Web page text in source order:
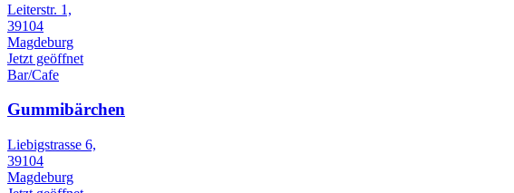
Leiterstr. 1,
39104
Magdeburg
Jetzt geöffnet
Bar/Cafe
Gummibärchen
Liebigstrasse 6,
39104
Magdeburg